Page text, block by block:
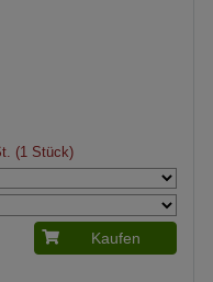
(1 Stück)
Kaufen